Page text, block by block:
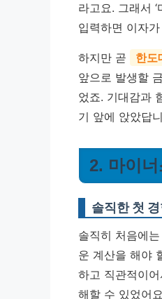
라고요. 그래서
입력하면 이자
하지만 곧 한도
앞으로 발생할
었죠. 기대감과
기 앞에 앉았답
2. 마이
솔직한 첫
솔직히 처음에
운 계산을 해야
하고 직관적이
해할 수 있었어